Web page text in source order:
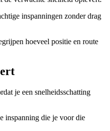
inspanningen zonder drag
hoeveel positie en route
je een snelheidsschatting
inspanning die je voor die